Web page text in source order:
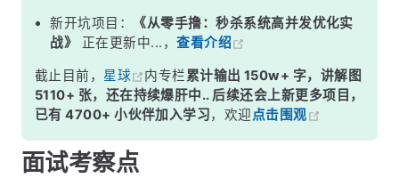
记忆口诀
总结
新开坑项目：
《从零手撸：秒杀系统高并发优化实
战》
正在更新中...，查看介绍
截止目前， 星球 内专栏累计输出 150w+ 字，讲解图
5110+ 张，还在持续爆肝中.. 后续还会上新更多项目，
已有 4700+ 小伙伴加入学习，欢迎点击围观
面试考察点